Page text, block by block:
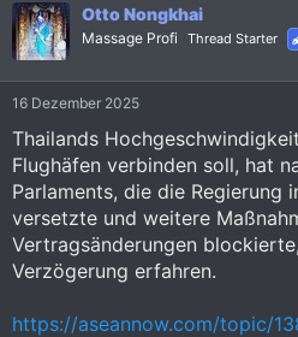
t
i
o
n
Otto Nongkhai
Massage Profi Thread Starter
16 Dezember 2025
Thailands
Flughäfen verbinden soll, hat
Parlaments, die die Regierung
versetzte und weitere
Vertragsänderungen
Verzögerung erfahren.
https://aseannow.com/topic/